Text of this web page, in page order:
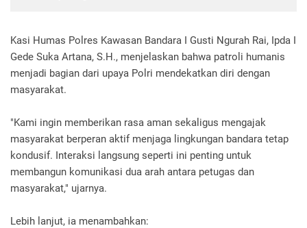
Kasi Humas Polres Kawasan Bandara I Gusti Ngurah Rai, Ipda I
Gede Suka Artana, S.H., menjelaskan bahwa patroli humanis
menjadi bagian dari upaya Polri mendekatkan diri dengan
masyarakat.
"Kami ingin memberikan rasa aman sekaligus mengajak
masyarakat berperan aktif menjaga lingkungan bandara tetap
kondusif. Interaksi langsung seperti ini penting untuk
membangun komunikasi dua arah antara petugas dan
masyarakat," ujarnya.
Lebih lanjut, ia menambahkan: